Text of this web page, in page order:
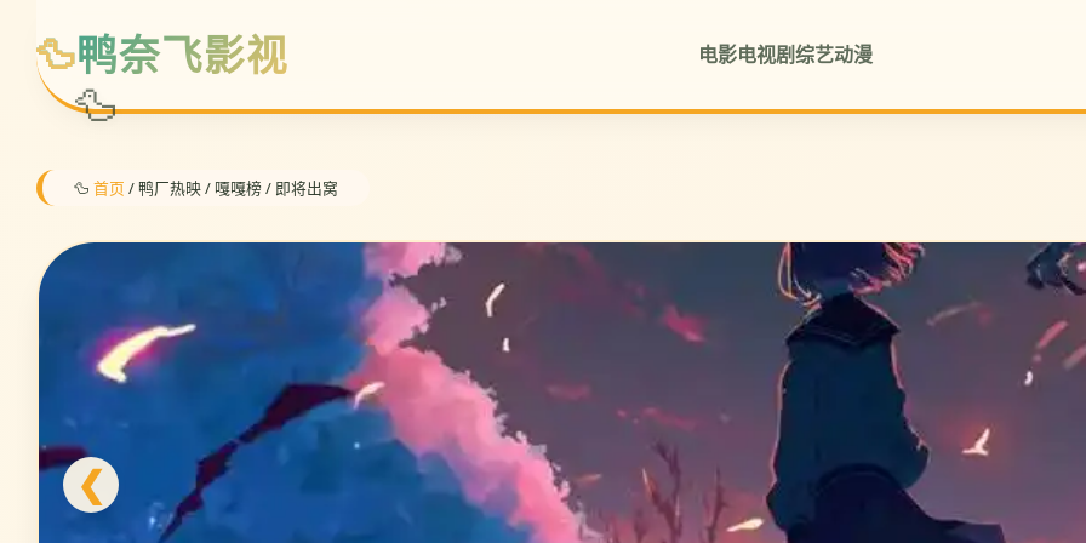
鸭奈飞影视 电影电视剧综艺动漫
🦆 首页 / 鸭厂热映 / 嘎嘎榜 / 即将出窝
❮